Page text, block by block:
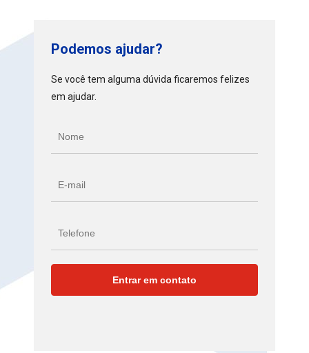
Podemos ajudar?
Se você tem alguma dúvida ficaremos felizes
em ajudar.